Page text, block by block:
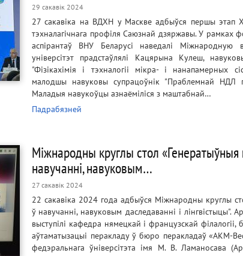
29 сакавік 2024
27 сакавіка на ВДХН у Маскве адбыўся першы
тэхналагічнага профіля Саюзнай дзяржавы. У рамках
аспірантаў ВНУ Беларусі наведалі Міжнародную
універсітэт прадстаўлялі Кацярына Кулеш,
"Фізікахімія і тэхналогіі мікра- і нанапамерных
малодшы навуковы супрацоўнік "Праблемнай НДЛ
Маладыя навукоўцы азнаёміліся з маштабнай…
Падрабязней
Міжнародны круглы стол «Генератыўныя
навучанні, навуковым…
27 сакавік 2024
22 сакавіка 2024 года адбыўся Міжнародны круглы
ў навучанні, навуковым даследаванні і лінгвістыцы".
выступілі кафедра нямецкай і французскай філалогіі,
аўтаматызацыі перакладу ў бюро перакладаў «АКМ-
федэральнага ўніверсітэта імя М. В. Ламаносава